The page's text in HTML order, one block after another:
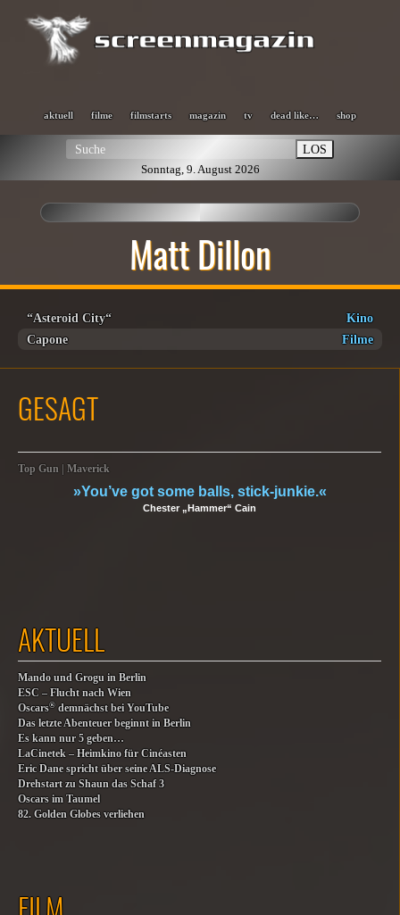
aktuell filme filmstarts magazin tv dead like… shop
LOS
Sonntag, 9. August 2026
Matt Dillon
“Asteroid City“
Kino
Capone
Filme
GESAGT
Top Gun | Maverick
»You’ve got some balls, stick-junkie.«
Chester „Hammer“ Cain
AKTUELL
Mando und Grogu in Berlin
ESC – Flucht nach Wien
Oscars® demnächst bei YouTube
Das letzte Abenteuer beginnt in Berlin
Es kann nur 5 geben…
LaCinetek – Heimkino für Cinéasten
Eric Dane spricht über seine ALS-Diagnose
Drehstart zu Shaun das Schaf 3
Oscars im Taumel
82. Golden Globes verliehen